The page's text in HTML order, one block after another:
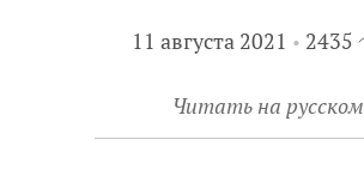
11 августа 2021 2435
Читать на русском